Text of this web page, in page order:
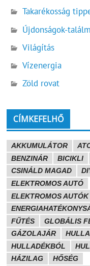
Takarékosság
Újdonságok-
Világítás
Vízenergia
Zöld rovat
CÍMKEFELHŐ
AKKUMULÁTOR
BENZINÁR
BICIKLI
CSINÁLD MAGAD
ELEKTROMOS AUTÓ
ELEKTROMOS AUTÓK
FŰTÉS
GLOBÁLIS
GÁZOLAJÁR
HULLADÉKBÓL
HÁZILAG
HŐSÉG